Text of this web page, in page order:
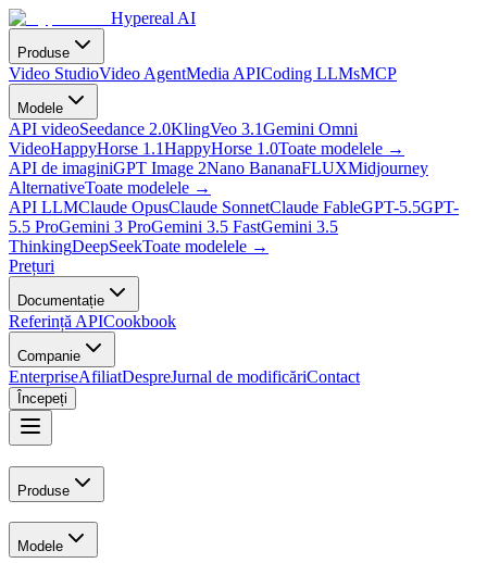
Hypereal AI
Produse
Video StudioVideo AgentMedia APICoding LLMsMCP
Modele
API videoSeedance 2.0KlingVeo 3.1Gemini Omni
VideoHappyHorse 1.1HappyHorse 1.0Toate modelele →
API de imaginiGPT Image 2Nano BananaFLUXMidjourney
AlternativeToate modelele →
API LLMClaude OpusClaude SonnetClaude FableGPT-5.5GPT-
5.5 ProGemini 3 ProGemini 3.5 FastGemini 3.5
ThinkingDeepSeekToate modelele →
Prețuri
Documentație
Referință APICookbook
Companie
EnterpriseAfiliatDespreJurnal de modificăriContact
Începeți
Produse
Modele